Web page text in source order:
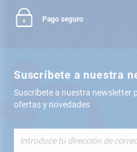
Pago seguro
Suscríbete a nuestra
Suscríbete a nuestra newsletter
ofertas y novedades